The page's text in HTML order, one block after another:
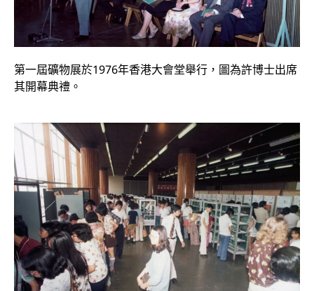
第一屆礦物展於1976年香港大會堂舉行，圖為許博士出席
其開幕典禮。